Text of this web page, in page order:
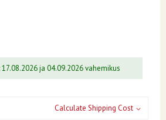
ja 04.09.2026 vahemikus
Calculate Shipping Cost